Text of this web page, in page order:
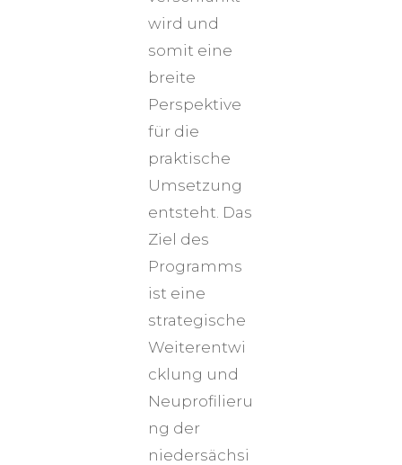
wird und
somit eine
breite
Perspektive
für die
praktische
Umsetzung
entsteht. Das
Ziel des
Programms
ist eine
strategische
Weiterentwi
cklung und
Neuprofilieru
ng der
niedersächsi